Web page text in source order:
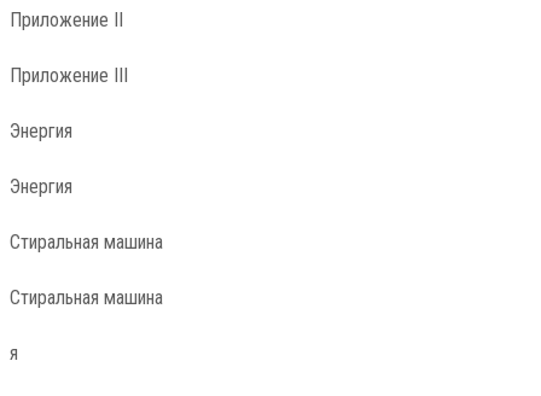
Приложение II
Приложение III
Энергия
Энергия
Стиральная машина
Стиральная машина
я